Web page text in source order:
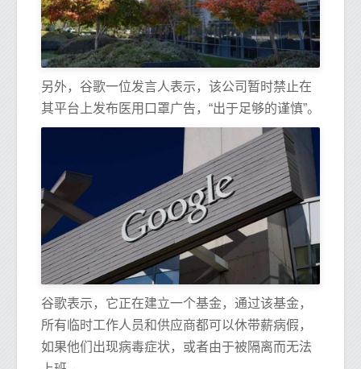
另外，谷歌一位发言人表示，该公司暂时禁止在
其平台上发布医用口罩广告，“出于足够的谨慎”。
谷歌表示，它正在建立一个基金，通过该基金，
所有临时工作人员和供应商都可以休带薪病假，
如果他们出现病毒症状，或者由于被隔离而无法